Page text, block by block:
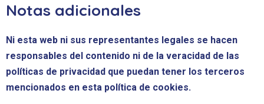
Notas adicionales
Ni esta web ni sus representantes legales se hacen
responsables del contenido ni de la veracidad de las
políticas de privacidad que puedan tener los terceros
mencionados en esta política de cookies.